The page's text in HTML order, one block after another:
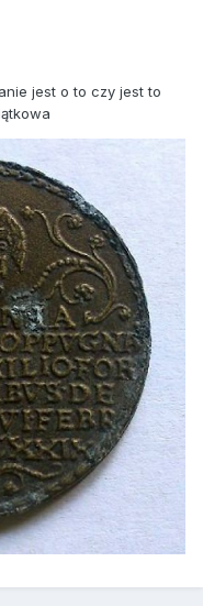
jest o to czy jest to